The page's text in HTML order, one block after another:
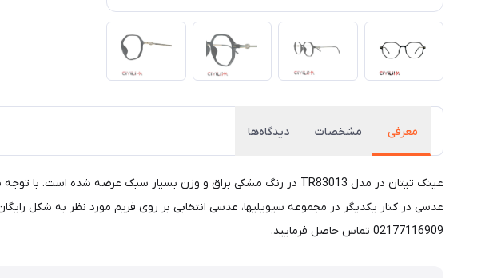
معرفی مشخصات دیدگاه‌ها
02177116909 تماس حاصل فرمایید.